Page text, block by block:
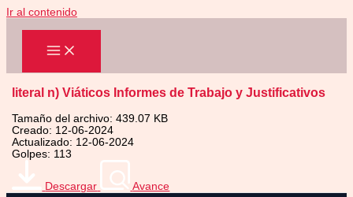
Ir al contenido
literal n) Viáticos Informes de Trabajo y Justificativos
Tamaño del archivo: 439.07 KB
Creado: 12-06-2024
Actualizado: 12-06-2024
Golpes: 113
Descargar Avance